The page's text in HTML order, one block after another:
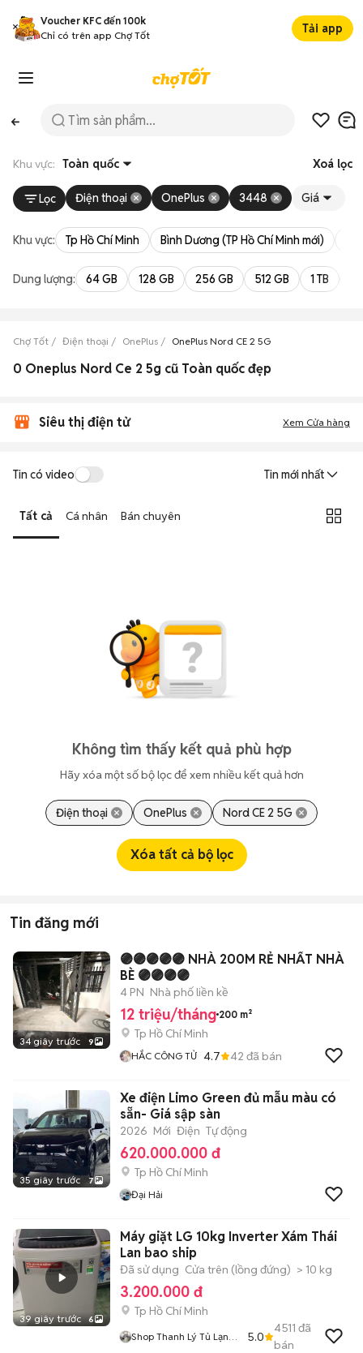
Voucher KFC đến 100k
Chỉ có trên app Chợ Tốt
Tải app
Khu vực: Toàn quốc Xoá lọc
Lọc Điện thoại OnePlus 3448 Giá
Khu vực: Tp Hồ Chí Minh Bình Dương (TP Hồ Chí Minh mới)
Dung lượng: 64 GB 128 GB 256 GB 512 GB 1 TB
Chợ Tốt Điện thoại OnePlus OnePlus Nord CE 2 5G
0 Oneplus Nord Ce 2 5g cũ Toàn quốc đẹp
Siêu thị điện tử Xem Cửa hàng
Tin có video Tin mới nhất
Tất cả Cá nhân Bán chuyên
Không tìm thấy kết quả phù hợp
Hãy xóa một số bộ lọc để xem nhiều kết quả hơn
Điện thoại OnePlus Nord CE 2 5G
Xóa tất cả bộ lọc
Tin đăng mới
34 giây trước 9
🟣🟣🟣🟣🟣 NHÀ 200M RẺ NHẤT NHÀ
BÈ 🟣🟣🟣🟣
4 PN Nhà phố liền kề
12 triệu/tháng 200 m²
Tp Hồ Chí Minh
HẮC CÔNG TỬ 4.7 42 đã bán
35 giây trước 7
Xe điện Limo Green đủ mẫu màu có
sẵn- Giá sập sàn
2026 Mới Điện Tự động
620.000.000 đ
Tp Hồ Chí Minh
Đại Hải
39 giây trước 6
Máy giặt LG 10kg Inverter Xám Thái
Lan bao ship
Đã sử dụng Cửa trên (lồng đứng) > 10 kg
3.200.000 đ
Tp Hồ Chí Minh
Shop Thanh Lý Tủ Lạnh
5.0
4511 đã
bán